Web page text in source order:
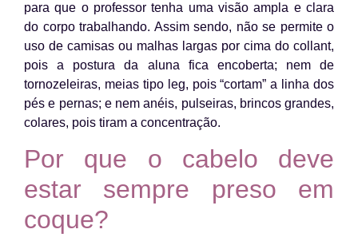
para que o professor tenha uma visão ampla e clara
do corpo trabalhando. Assim sendo, não se permite o
uso de camisas ou malhas largas por cima do collant,
pois a postura da aluna fica encoberta; nem de
tornozeleiras, meias tipo leg, pois “cortam” a linha dos
pés e pernas; e nem anéis, pulseiras, brincos grandes,
colares, pois tiram a concentração.
Por que o cabelo deve
estar sempre preso em
coque?